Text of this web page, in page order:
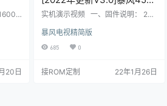
序
数
20日
电视60000AM1600-精简桌
固件升级包
实机演示视频 一、固件说明： 202
新：修复MSD系列的开机提示初始
化 副更新： 1，当贝桌面回退旧版
开机连上网后才会自启应用** 3，R
暴风电视精简版
685 0
接ROM定制 22年1月26日